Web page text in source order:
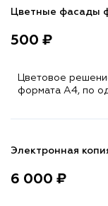
Цветные фасады
500 ₽
Цветовое
формата A4, по
Электронная
6 000 ₽